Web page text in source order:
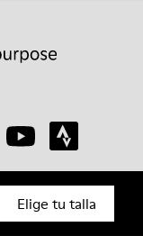
Elige tu talla